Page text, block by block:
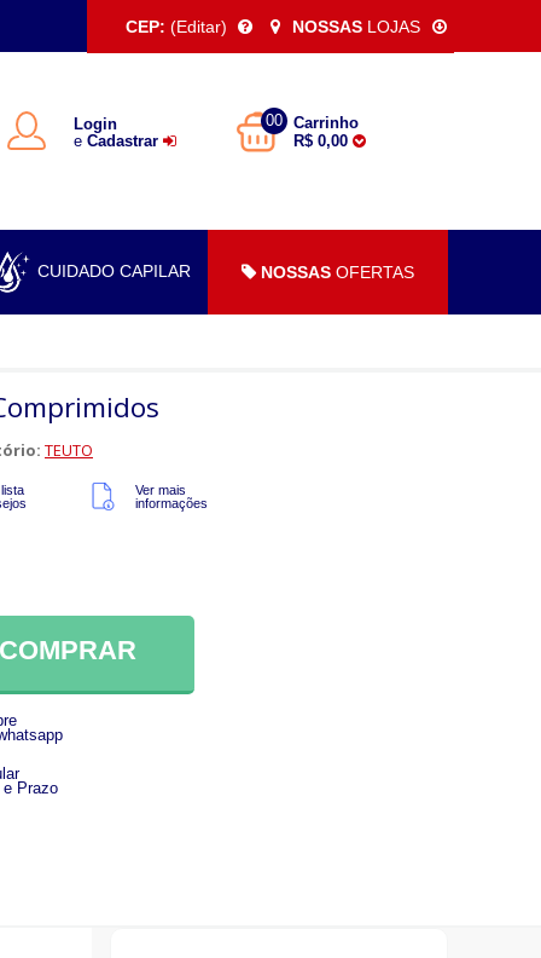
CEP: (Editar) NOSSAS LOJAS
Login
e Cadastrar
00
Carrinho
R$ 0,00
CUIDADO CAPILAR NOSSAS OFERTAS
TEUTO
Ver mais
informações
COMPRAR
e Prazo